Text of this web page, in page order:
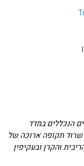
הנכללים במדד
תקופה ארוכה של
והקרן ובעקיפין